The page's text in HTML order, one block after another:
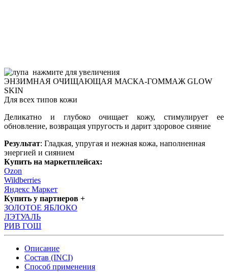
нажмите для увеличения
ЭНЗИМНАЯ ОЧИЩАЮЩАЯ МАСКА-ГОММАЖ GLOW
SKIN
Для всех типов кожи
Деликатно и глубоко очищает кожу, стимулирует ее
обновление, возвращая упругость и дарит здоровое сияние
Результат: Гладкая, упругая и нежная кожа, наполненная
энергией и сиянием
Купить на маркетплейсах:
Ozon
Wildberries
Яндекс Маркет
Купить у партнеров +
ЗОЛОТОЕ ЯБЛОКО
ЛЭТУАЛЬ
РИВ ГОШ
Описание
Состав (INCI)
Способ применения